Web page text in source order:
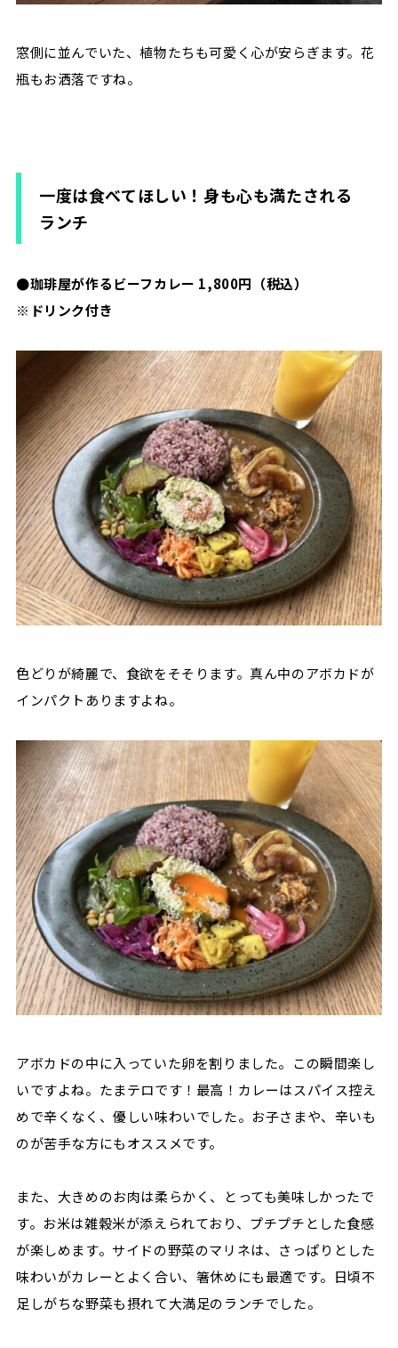
窓側に並んでいた、植物たちも可愛く心が安らぎます。花
瓶もお洒落ですね。
一度は食べてほしい！身も心も満たされる
ランチ
●珈琲屋が作るビーフカレー 1,800円（税込）
※ドリンク付き
色どりが綺麗で、食欲をそそります。真ん中のアボカドが
インパクトありますよね。
アボカドの中に入っていた卵を割りました。この瞬間楽し
いですよね。たまテロです！最高！カレーはスパイス控え
めで辛くなく、優しい味わいでした。お子さまや、辛いも
のが苦手な方にもオススメです。
また、大きめのお肉は柔らかく、とっても美味しかったで
す。お米は雑穀米が添えられており、プチプチとした食感
が楽しめます。サイドの野菜のマリネは、さっぱりとした
味わいがカレーとよく合い、箸休めにも最適です。日頃不
足しがちな野菜も摂れて大満足のランチでした。